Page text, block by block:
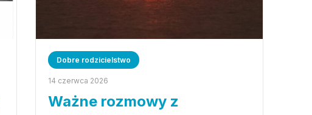
Dobre rodzicielstwo
14 czerwca 2026
Ważne rozmowy z